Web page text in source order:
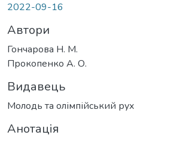
2022-09-16
Автори
Гончарова Н. М.
Прокопенко А. О.
Видавець
Молодь та олімпійський рух
Анотація